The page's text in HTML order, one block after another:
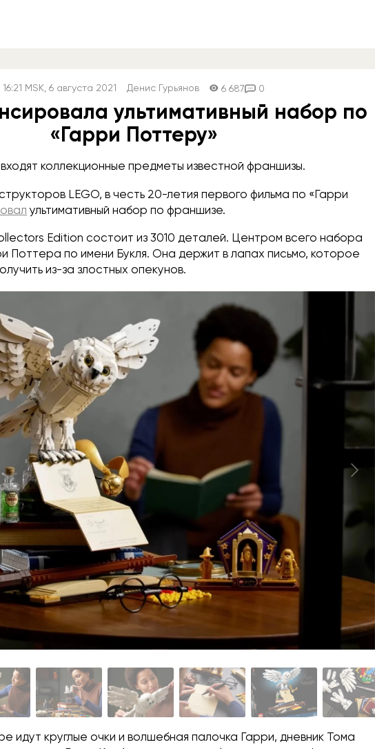
16:21 MSK , 6 августа 2021 Денис Гурьянов 6 687 0
ультимативный набор по
«Гарри Поттеру»
коллекционные предметы известной франшизы.
LEGO, в честь 20-летия первого фильма по «Гарри
ультимативный набор по франшизе.
Edition состоит из 3010 деталей. Центром всего набора
Поттера по имени Букля. Она держит в лапах письмо, которое
из-за злостных опекунов.
идут круглые очки и волшебная палочка Гарри, дневник Тома